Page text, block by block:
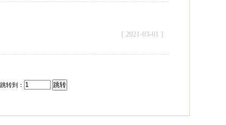
[ 2021-03-01 ]
跳转到：